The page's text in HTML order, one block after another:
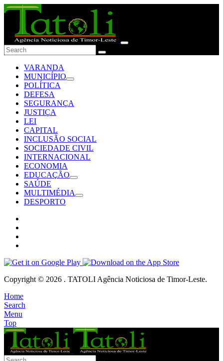
VARANDA
MUNICÍPIO
POLÍTICA
DEFESA
SEGURANÇA
JUSTIÇA
LEI
CAPITAL
INCLUSÃO SOCIAL
SOCIEDADE CIVIL
INTERNACIONAL
ECONOMIA
EDUCAÇÃO
SAÚDE
MULTIMÉDIA
DESPORTO
Copyright © 2026 . TATOLI Agência Noticiosa de Timor-Leste.
Home
Search
Menu
Top